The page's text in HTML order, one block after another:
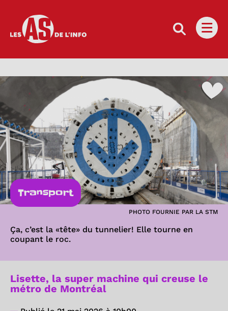
Les as de l'info
Transport
PHOTO FOURNIE PAR LA STM
Ça, c’est la «tête» du tunnelier! Elle tourne en
coupant le roc.
Lisette, la super machine qui creuse le
métro de Montréal